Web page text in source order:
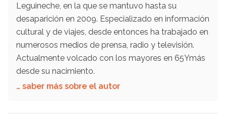
Leguineche, en la que se mantuvo hasta su
desaparición en 2009. Especializado en información
cultural y de viajes, desde entonces ha trabajado en
numerosos medios de prensa, radio y televisión.
Actualmente volcado con los mayores en 65Ymás
desde su nacimiento.
… saber más sobre el autor